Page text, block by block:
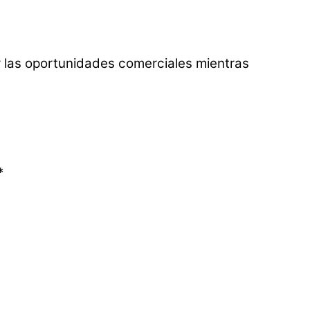
oportunidades comerciales mientras